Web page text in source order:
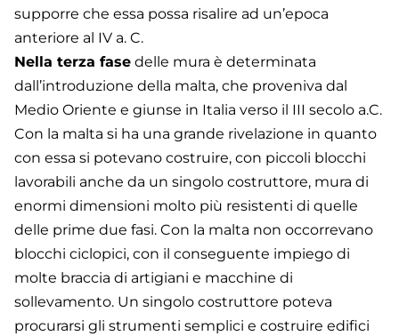
supporre che essa possa risalire ad un’epoca
anteriore al IV a. C.
Nella terza fase delle mura è determinata
dall’introduzione della malta, che proveniva dal
Medio Oriente e giunse in Italia verso il III secolo a.C.
Con la malta si ha una grande rivelazione in quanto
con essa si potevano costruire, con piccoli blocchi
lavorabili anche da un singolo costruttore, mura di
enormi dimensioni molto più resistenti di quelle
delle prime due fasi. Con la malta non occorrevano
blocchi ciclopici, con il conseguente impiego di
molte braccia di artigiani e macchine di
sollevamento. Un singolo costruttore poteva
procurarsi gli strumenti semplici e costruire edifici